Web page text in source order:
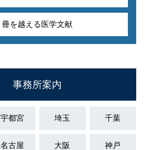
冊を越える医学文献
事務所案内
宇都宮 埼玉 千葉
名古屋 大阪 神戸